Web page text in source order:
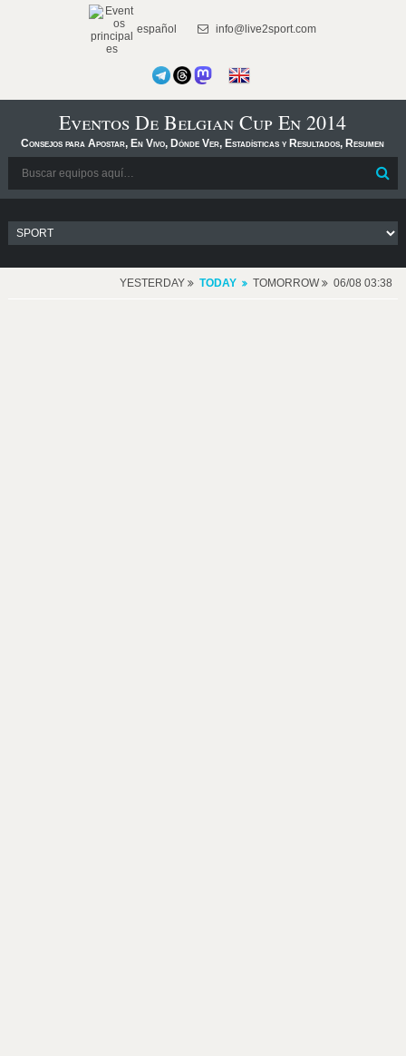
español info@live2sport.com
Eventos De Belgian Cup En 2014
Consejos para Apostar, En Vivo, Dónde Ver, Estadísticas y Resultados, Resumen
YESTERDAY TODAY TOMORROW 06/08 03:38